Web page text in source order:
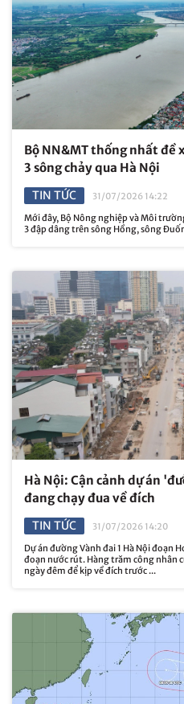
Bộ NN&MT thống nhất đề
3 sông chảy qua Hà Nội
TIN TỨC
31/07/2026 14:22
Mới đây, Bộ Nông nghiệp và Môi
3 đập dâng trên sông Hồng, sông
Hà Nội: Cận cảnh dự án
đang chạy đua về đích
TIN TỨC
31/07/2026 14:20
Dự án đường Vành đai 1 Hà Nội đoạn
đoạn nước rút. Hàng trăm công nhân
ngày đêm để kịp về đích trước ...